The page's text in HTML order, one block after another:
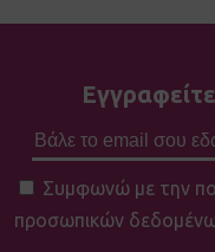
Συμφωνώ με την
προσωπικών